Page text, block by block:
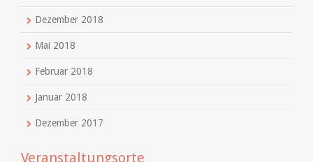
Dezember 2018
Mai 2018
Februar 2018
Januar 2018
Dezember 2017
Veranstaltungsorte